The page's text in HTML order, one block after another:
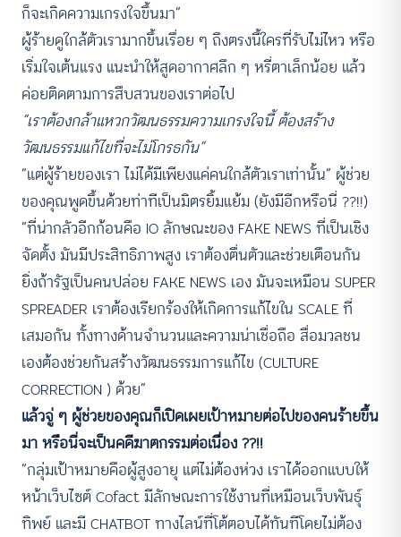
ก็จะเกิดความเกรงใจขึ้นมา”
ผู้ร้ายดูใกล้ตัวเรามากขึ้นเรื่อย ๆ ถึงตรงนี้ใครที่รับไม่ไหว หรือ
เริ่มใจเต้นแรง แนะนำให้สูดอากาศลึก ๆ หรี่ตาเล็กน้อย แล้ว
ค่อยติดตามการสืบสวนของเราต่อไป
“เราต้องกล้าแหวกวัฒนธรรมความเกรงใจนี้ ต้องสร้าง
วัฒนธรรมแก้ไขที่จะไม่โกรธกัน”
“แต่ผู้ร้ายของเรา ไม่ได้มีเพียงแค่คนใกล้ตัวเราเท่านั้น” ผู้ช่วย
ของคุณพูดขึ้นด้วยท่าทีเป็นมิตรยิ้มแย้ม (ยังมีอีกหรือนี่ ??!!)
“ที่น่ากลัวอีกก้อนคือ IO ลักษณะของ FAKE NEWS ที่เป็นเชิง
จัดตั้ง มันมีประสิทธิภาพสูง เราต้องตื่นตัวและช่วยเตือนกัน
ยิ่งถ้ารัฐเป็นคนปล่อย FAKE NEWS เอง มันจะเหมือน SUPER
SPREADER เราต้องเรียกร้องให้เกิดการแก้ไขใน SCALE ที่
เสมอกัน ทั้งทางด้านจำนวนและความน่าเชื่อถือ สื่อมวลชน
เองต้องช่วยกันสร้างวัฒนธรรมการแก้ไข (CULTURE
CORRECTION ) ด้วย”
แล้วจู่ ๆ ผู้ช่วยของคุณก็เปิดเผยเป้าหมายต่อไปของคนร้ายขึ้น
มา หรือนี่จะเป็นคดีฆาตกรรมต่อเนื่อง ??!!
“กลุ่มเป้าหมายคือผู้สูงอายุ แต่ไม่ต้องห่วง เราได้ออกแบบให้
หน้าเว็บไซต์ Cofact มีลักษณะการใช้งานที่เหมือนเว็บพันธุ์
ทิพย์ และมี CHATBOT ทางไลน์ที่โต้ตอบได้ทันทีโดยไม่ต้อง